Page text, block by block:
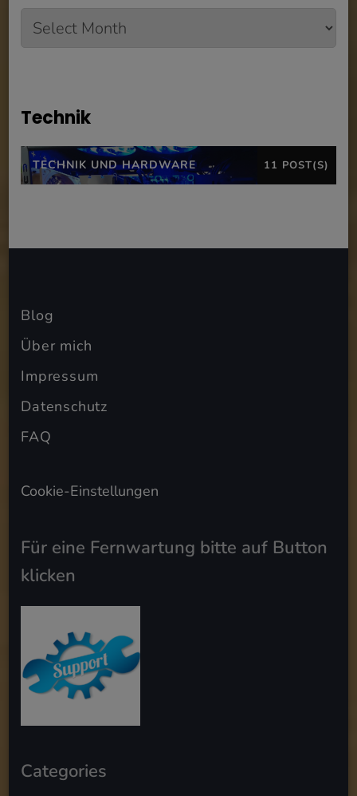
Archiv
Technik
TECHNIK UND HARDWARE 11 POST(S)
Blog
Über mich
Impressum
Datenschutz
FAQ
Cookie-Einstellungen
Für eine Fernwartung bitte auf Button
klicken
Categories